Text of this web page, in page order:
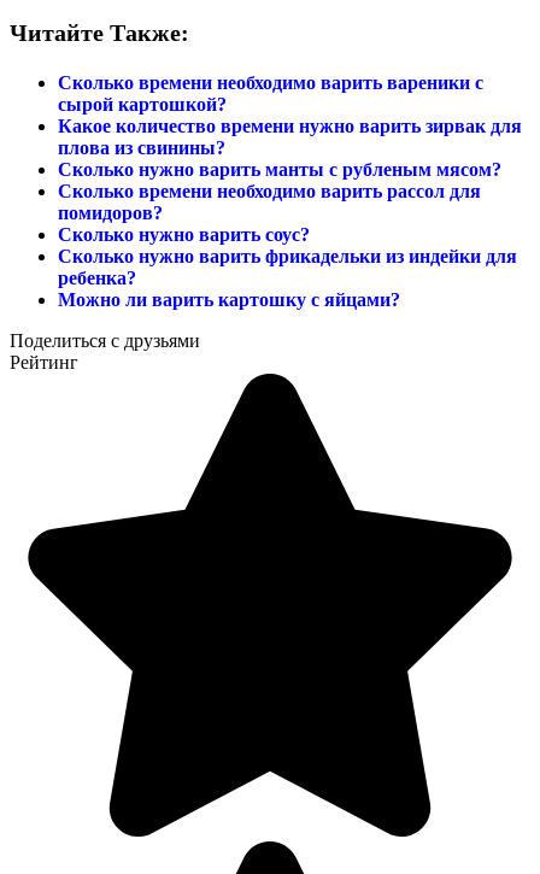
Читайте Также:
Сколько времени необходимо варить вареники с
сырой картошкой?
Какое количество времени нужно варить зирвак для
плова из свинины?
Сколько нужно варить манты с рубленым мясом?
Сколько времени необходимо варить рассол для
помидоров?
Сколько нужно варить соус?
Сколько нужно варить фрикадельки из индейки для
ребенка?
Можно ли варить картошку с яйцами?
Поделиться с друзьями
Рейтинг